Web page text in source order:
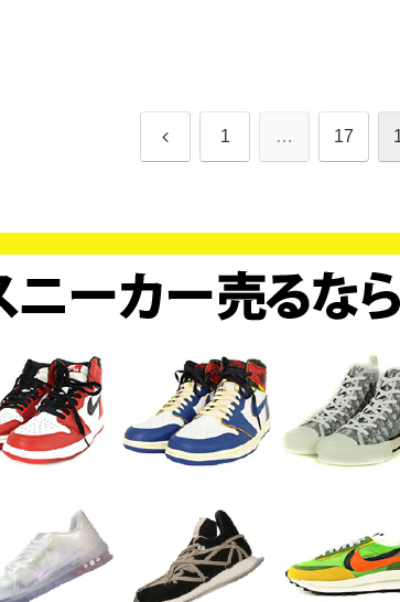
前 1 … 17